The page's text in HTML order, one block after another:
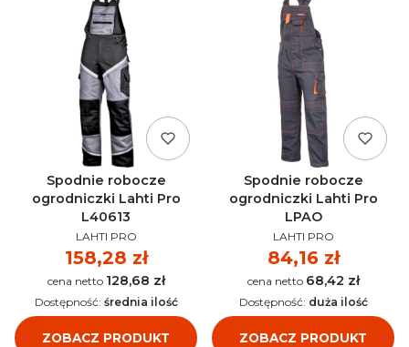
Spodnie robocze
ogrodniczki Lahti Pro
L40613
PRODUCENT
LAHTI PRO
Cena
158,28 zł
Cena 128,68 zł
ZOBACZ PRODUKT
Dostępność: średnia ilość
Spodnie robocze
ogrodniczki Lahti Pro
LPAO
PRODUCENT
LAHTI PRO
Cena
84,16 zł
Cena 68,42 zł
ZOBACZ PRODUKT
Dostępność: duża ilość